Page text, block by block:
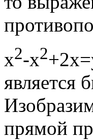
х2-х2
является
прямой